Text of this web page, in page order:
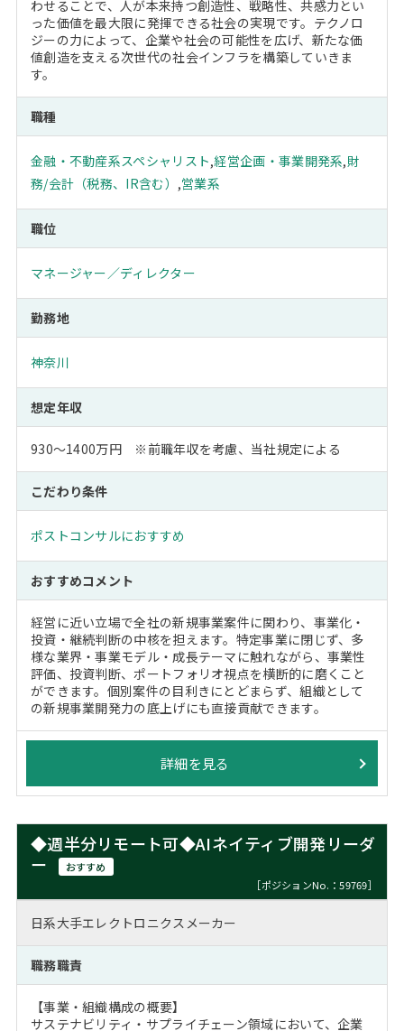
わせることで、人が本来持つ創造性、戦略性、共感力とい
った価値を最大限に発揮できる社会の実現です。テクノロ
ジーの力によって、企業や社会の可能性を広げ、新たな価
値創造を支える次世代の社会インフラを構築していきま
す。
職種
金融・不動産系スペシャリスト,経営企画・事業開発系,財
務/会計（税務、IR含む） ,営業系
職位
マネージャー／ディレクター
勤務地
神奈川
想定年収
930～1400万円 ※前職年収を考慮、当社規定による
こだわり条件
ポストコンサルにおすすめ
おすすめコメント
経営に近い立場で全社の新規事業案件に関わり、事業化・
投資・継続判断の中核を担えます。特定事業に閉じず、多
様な業界・事業モデル・成長テーマに触れながら、事業性
評価、投資判断、ポートフォリオ視点を横断的に磨くこと
ができます。個別案件の目利きにとどまらず、組織として
の新規事業開発力の底上げにも直接貢献できます。
詳細を見る
◆週半分リモート可◆AIネイティブ開発リーダ
ー
おすすめ
［ポジションNo.：59769］
日系大手エレクトロニクスメーカー
職務職責
【事業・組織構成の概要】
サステナビリティ・サプライチェーン領域において、企業